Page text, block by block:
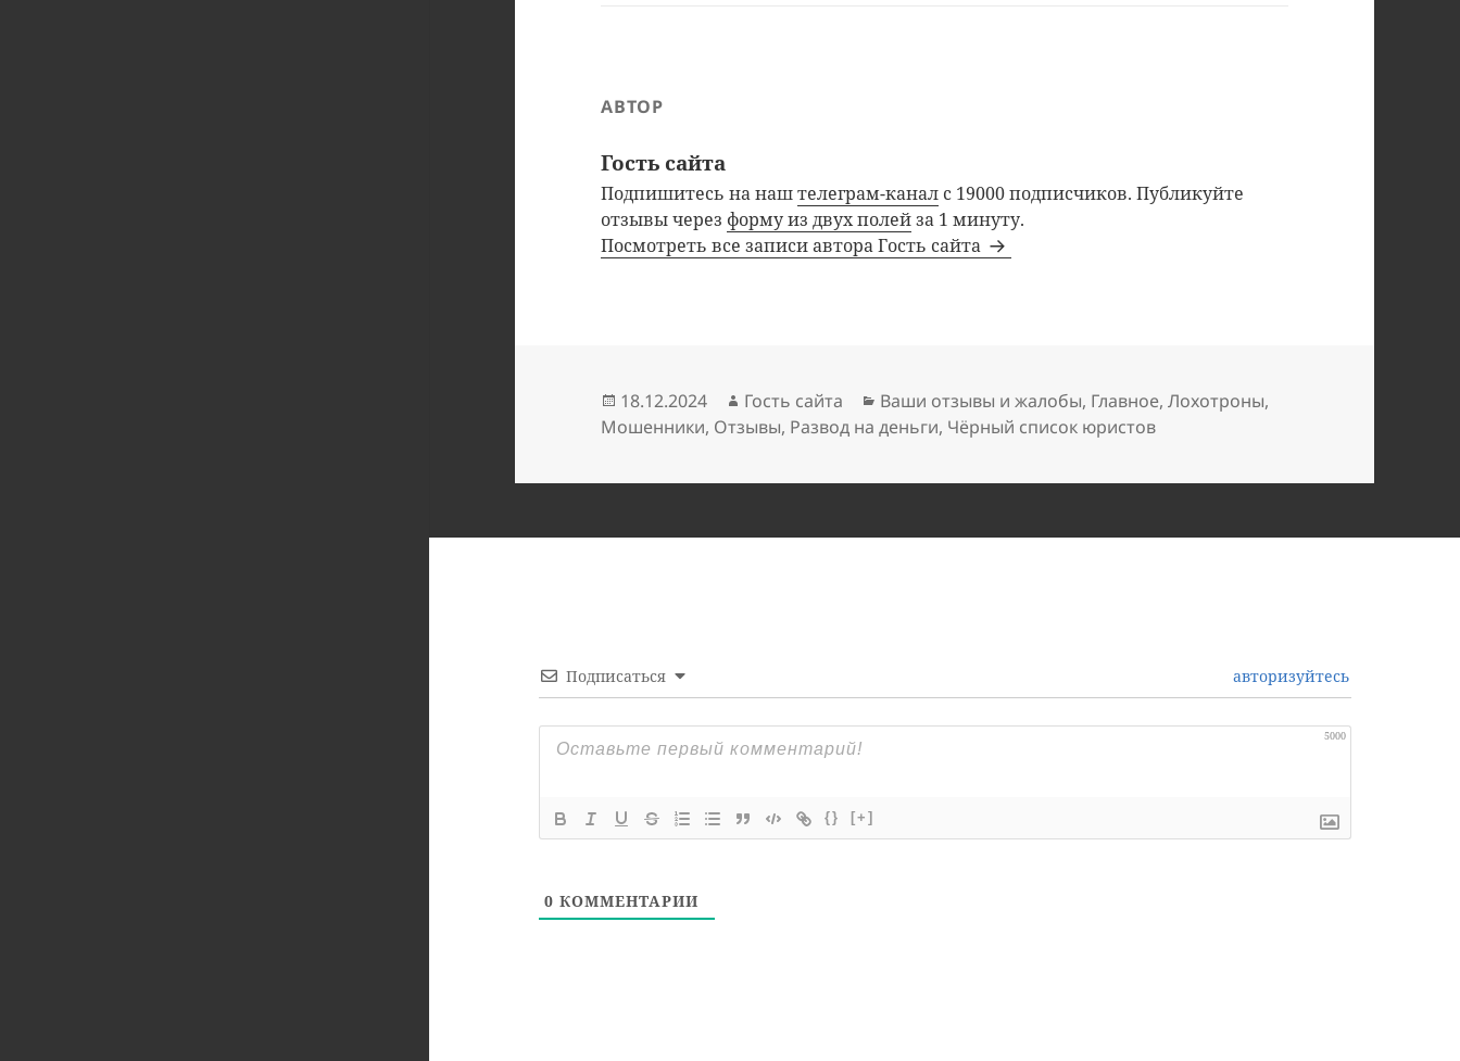
АВТОР
Гость сайта
Подпишитесь на наштелеграм-канал с 19000 подписчиков. Публикуйте
отзывы через форму из двух полейза 1 минуту.
Посмотреть все записи автора Гость сайта
Опубликовано
18.12.2024 Автор
Гость сайта Рубрики
Ваши отзывы и жалобы, Главное,Лохотроны,
Мошенники, Отзывы, Развод на деньги, Чёрный список юристов
Подписаться авторизуйтесь
5000
{} [+]
0 КОММЕНТАРИИ